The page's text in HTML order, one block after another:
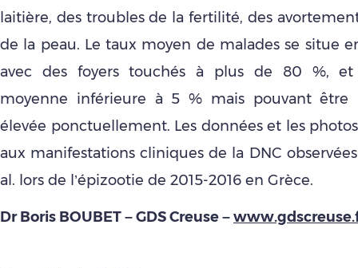
laitière, des troubles de la fertilité, des
de la peau. Le taux moyen de malades se situe
avec des foyers touchés à plus de 80 %,
moyenne inférieure à 5 % mais pouvant être
élevée ponctuellement. Les données et les
aux manifestations cliniques de la DNC
al. lors de l’épizootie de 2015-2016 en Grèce.
Dr Boris BOUBET – GDS Creuse –